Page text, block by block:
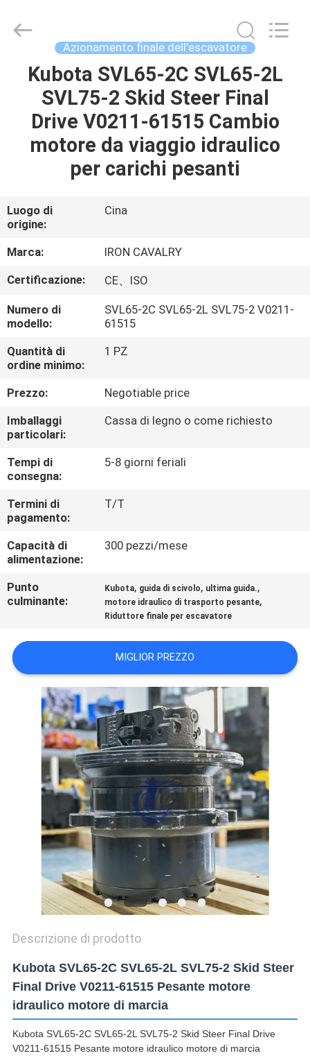
CASA
PRODOTTI
MOSTRA
VR
CHI
FATORY
TOUR
CONTROLLO
DI
QUALITÀ
CONTATTACI
NOTIZIE
TUTTI
CASI
RICHIEDERE
UN
PREVENTIVO
SITEMAP
POLITICA
SULLA
RISERVATEZZA
Machinery
Azionamento finale dell'escavatore
Kubota SVL65-2C SVL65-2L
SVL75-2 Skid Steer Final
Drive V0211-61515 Cambio
motore da viaggio idraulico
per carichi pesanti
Luogo di
origine:
Cina
Marca:
IRON CAVALRY
Certificazione:
CE、ISO
Numero di
modello:
SVL65-2C SVL65-2L SVL75-2 V0211-
61515
Quantità di
ordine minimo:
1 PZ
Prezzo:
Negotiable price
Imballaggi
particolari:
Cassa di legno o come richiesto
Tempi di
consegna:
5-8 giorni feriali
Termini di
pagamento:
T/T
Capacità di
alimentazione:
300 pezzi/mese
Punto
culminante:
Kubota, guida di scivolo, ultima guida.,
motore idraulico di trasporto pesante,
Riduttore finale per escavatore
MIGLIOR PREZZO
Descrizione di prodotto
Kubota SVL65-2C SVL65-2L SVL75-2 Skid Steer
Final Drive V0211-61515 Pesante motore
idraulico motore di marcia
Kubota SVL65-2C SVL65-2L SVL75-2 Skid Steer Final Drive
V0211-61515 Pesante motore idraulico motore di marcia